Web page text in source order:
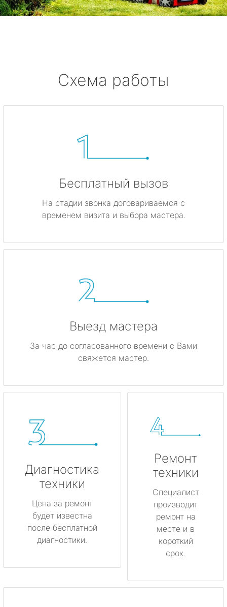
Схема работы
Бесплатный вызов
На стадии звонка договариваемся с
временем визита и выбора мастера.
Выезд мастера
За час до согласованного времени с Вами
свяжется мастер.
Диагностика
техники
Цена за ремонт
будет известна
после бесплатной
диагностики.
Ремонт
техники
Специалист
производит
ремонт на
месте и в
короткий
срок.